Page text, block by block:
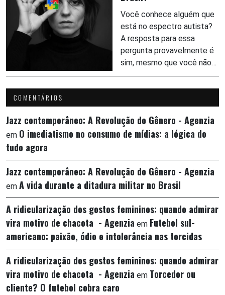
Você conhece alguém que
está no espectro autista?
A resposta para essa
pergunta provavelmente é
sim, mesmo que você não…
COMENTÁRIOS
Jazz contemporâneo: A Revolução do Gênero - Agenzia
em O imediatismo no consumo de mídias: a lógica do
tudo agora
Jazz contemporâneo: A Revolução do Gênero - Agenzia
em A vida durante a ditadura militar no Brasil
A ridicularização dos gostos femininos: quando admirar
vira motivo de chacota - Agenzia em Futebol sul-
americano: paixão, ódio e intolerância nas torcidas
A ridicularização dos gostos femininos: quando admirar
vira motivo de chacota - Agenzia em Torcedor ou
cliente? O futebol cobra caro